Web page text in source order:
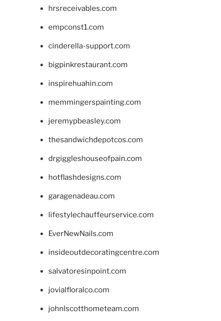
hrsreceivables.com
empconst1.com
cinderella-support.com
bigpinkrestaurant.com
inspirehuahin.com
memmingerspainting.com
jeremypbeasley.com
thesandwichdepotcos.com
drgiggleshouseofpain.com
hotflashdesigns.com
garagenadeau.com
lifestylechauffeurservice.com
EverNewNails.com
insideoutdecoratingcentre.com
salvatoresinpoint.com
jovialfloralco.com
johnlscotthometeam.com